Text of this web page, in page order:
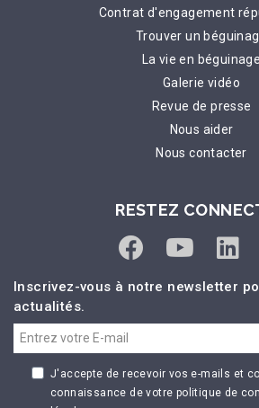
Contrat d'engagement
Trouver un
La vie en béguinage
Galerie vidéo
Revue de presse
Nous aider
Nous contacter
RESTEZ
Inscrivez-vous à notre newsletter
actualités.
J'accepte de recevoir vos e-mails et
connaissance de votre politique de